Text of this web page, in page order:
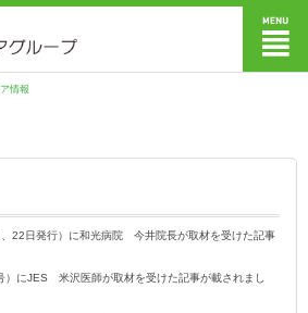
情報
、22日発行）に和光病院 今井院長が取材を受けた記事
）にJES 米沢医師が取材を受けた記事が載されまし